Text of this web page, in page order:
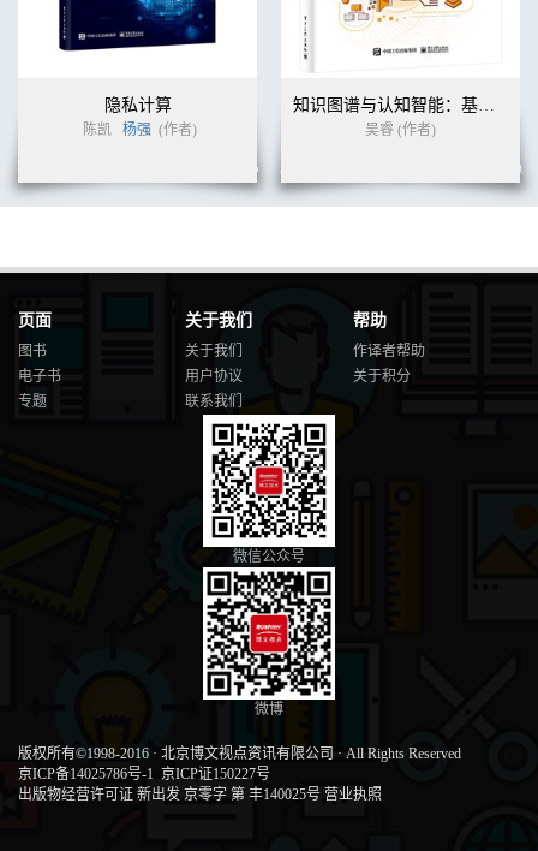
隐私计算
陈凯 杨强 (作者)
知识图谱与认知智能：基本原理、关键技术、应用场景与解决方案
吴睿 (作者)
页面
图书
电子书
专题
关于我们
关于我们
用户协议
联系我们
帮助
作译者帮助
关于积分
微信公众号
微博
版权所有©1998-2016 · 北京博文视点资讯有限公司 · All Rights Reserved
京ICP备14025786号-1 京ICP证150227号
出版物经营许可证 新出发 京零字 第 丰140025号 营业执照